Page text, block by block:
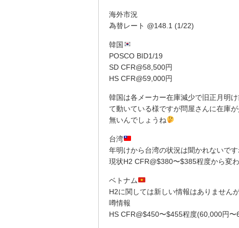
海外市況
為替レート @148.1 (1/22)
韓国
POSCO BID1/19
SD CFR@58,500円
HS CFR@59,000円
韓国は各メーカー在庫減少で旧正月明
て動いている様ですが問屋さんに在庫
無いんでしょうね
台湾
年明けから台湾の状況は聞かれないです
現状H2 CFR@$380〜$385程度から変わ
ベトナム
H2に関しては新しい情報はありません
噂情報
HS CFR@$450〜$455程度(60,000円〜